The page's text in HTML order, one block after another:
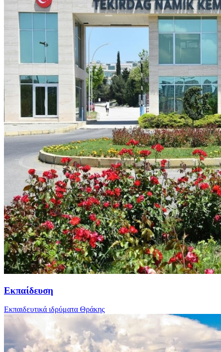
Εκπαίδευση
Εκπαιδευτικά ιδρύματα Θράκης